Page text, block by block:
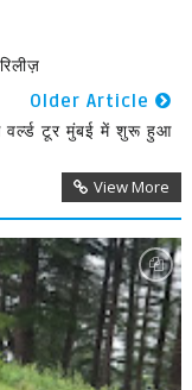
Older Article
वर्ल्ड टूर मुंबई में शुरू हुआ
View More